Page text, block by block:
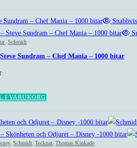
Schmidt
Sundram – Chef Mania – 1000 bitar
I VARUKORG
, Schmidt, Tecknat, Thomas Kinkade